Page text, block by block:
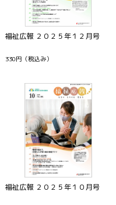
福祉広報 ２０２５年１２月号
330円 （税込み）
福祉広報 ２０２５年１０月号